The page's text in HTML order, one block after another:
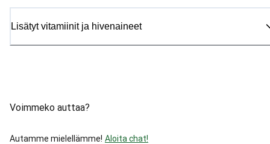
Lisätyt vitamiinit ja hivenaineet
Voimmeko auttaa?
Autamme mielellämme! Aloita chat!